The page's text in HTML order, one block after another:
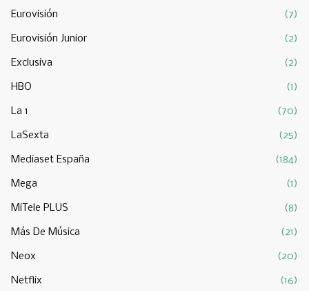
Eurovisión (7)
Eurovisión Junior (2)
Exclusiva (2)
HBO (1)
La 1 (70)
LaSexta (25)
Mediaset España (184)
Mega (1)
MiTele PLUS (8)
Más De Música (21)
Neox (20)
Netflix (16)